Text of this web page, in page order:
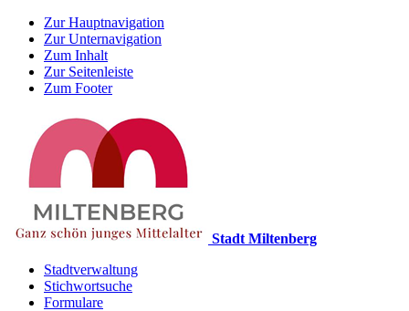
Zur Hauptnavigation
Zur Unternavigation
Zum Inhalt
Zur Seitenleiste
Zum Footer
Stadt Miltenberg
Stadtverwaltung
Stichwortsuche
Formulare